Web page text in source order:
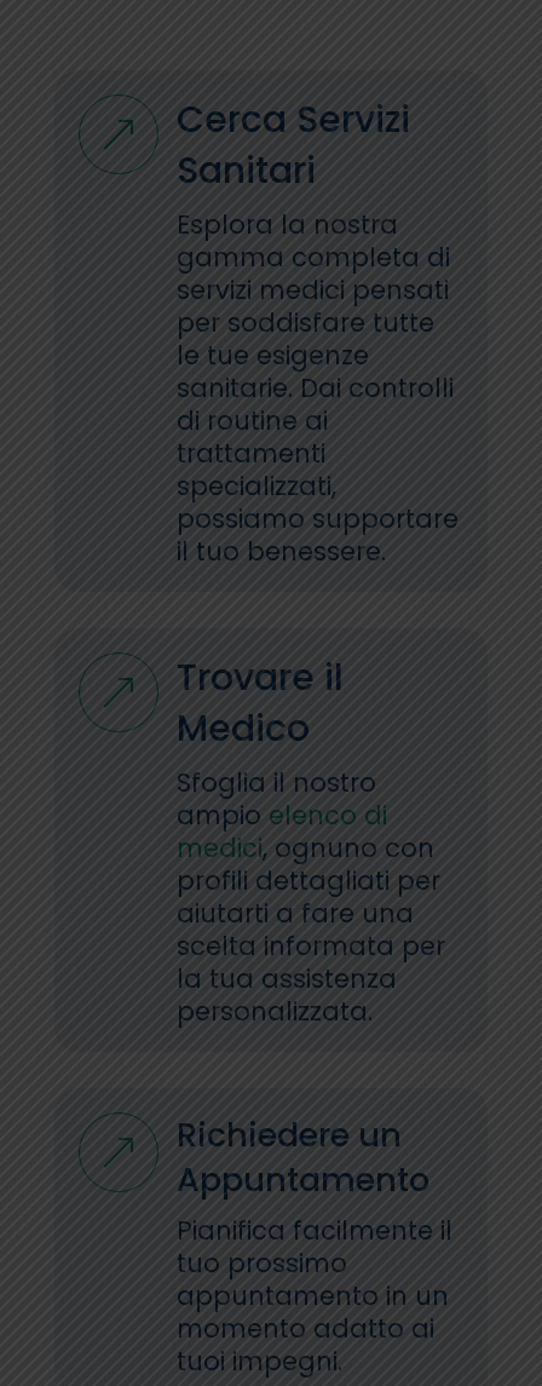
&
Cerca Servizi
Sanitari
Esplora la nostra
gamma completa di
servizi medici pensati
per soddisfare tutte
le tue esigenze
sanitarie. Dai controlli
di routine ai
trattamenti
specializzati,
possiamo supportare
il tuo benessere.
&
Trovare il
Medico
Sfoglia il nostro
ampio elenco di
medici, ognuno con
profili dettagliati per
aiutarti a fare una
scelta informata per
la tua assistenza
personalizzata.
&
Richiedere un
Appuntamento
Pianifica facilmente il
tuo prossimo
appuntamento in un
momento adatto ai
tuoi impegni.